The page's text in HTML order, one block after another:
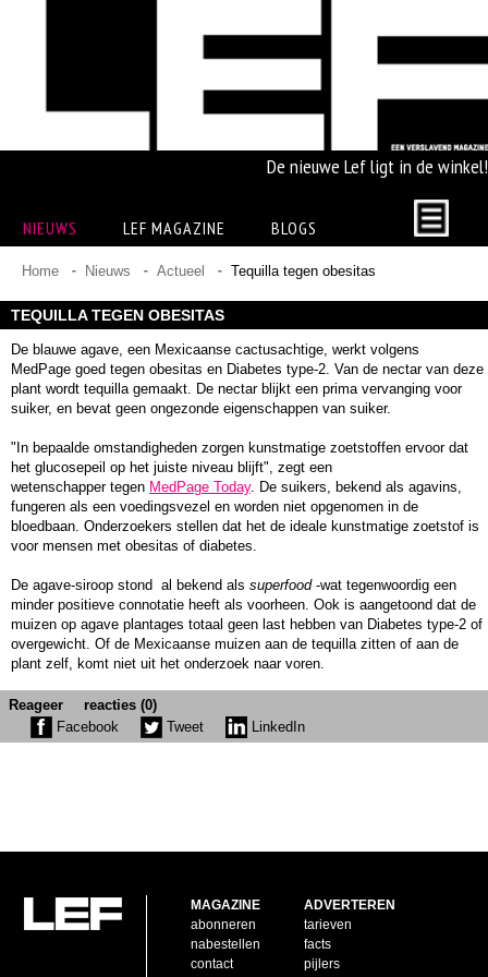
De nieuwe Lef ligt in de winkel!
NIEUWS LEF MAGAZINE BLOGS
Home Nieuws Actueel Tequilla tegen obesitas
TEQUILLA TEGEN OBESITAS
De blauwe agave, een Mexicaanse cactusachtige, werkt volgens
MedPage goed tegen obesitas en Diabetes type-2. Van de nectar van deze
plant wordt tequilla gemaakt. De nectar blijkt een prima vervanging voor
suiker, en bevat geen ongezonde eigenschappen van suiker.
"In bepaalde omstandigheden zorgen kunstmatige zoetstoffen ervoor dat
het glucosepeil op het juiste niveau blijft", zegt een
wetenschapper tegen MedPage Today. De suikers, bekend als agavins,
fungeren als een voedingsvezel en worden niet opgenomen in de
bloedbaan. Onderzoekers stellen dat het de ideale kunstmatige zoetstof is
voor mensen met obesitas of diabetes.
De agave-siroop stond al bekend als superfood-wat tegenwoordig een
minder positieve connotatie heeft als voorheen. Ook is aangetoond dat de
muizen op agave plantages totaal geen last hebben van Diabetes type-2 of
overgewicht. Of de Mexicaanse muizen aan de tequilla zitten of aan de
plant zelf, komt niet uit het onderzoek naar voren.
Reageer
reacties (0)
Facebook
Tweet LinkedIn
MAGAZINE
abonneren
nabestellen
contact
ADVERTEREN
tarieven
facts
pijlers